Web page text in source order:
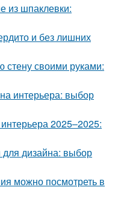
из шпаклевки:
и без лишних
стену своими руками:
интерьера: выбор
2025–2025:
дизайна: выбор
можно посмотреть в